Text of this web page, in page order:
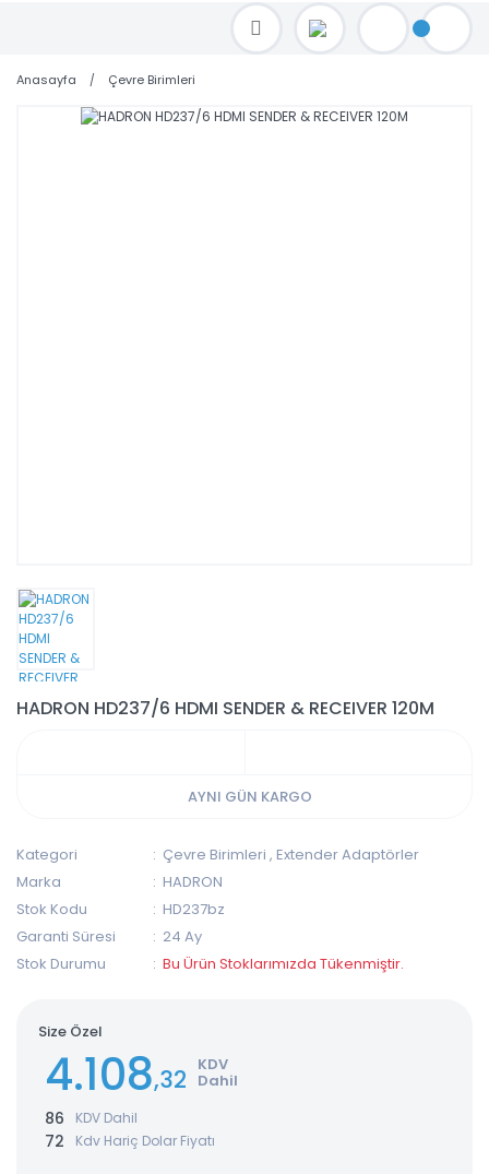
TOPTAN FİYAT ALMAK İÇİN satis@toptanbilgisayar.net MAİL ATINIZ.
SİPARİŞLERİNİZİ AYNI GÜN KARGO İLE GÖNDERİYORUZ!
Anasayfa Çevre Birimleri
HADRON HD237/6 HDMI SENDER & RECEIVER 120M
AYNI GÜN KARGO
Kategori Çevre Birimleri , Extender Adaptörler
Marka
HADRON
Stok Kodu
HD237bz
Garanti Süresi
24 Ay
Stok Durumu
Bu Ürün Stoklarımızda Tükenmiştir.
Size Özel
4.108,32 KDV
Dahil
86 KDV Dahil
72 Kdv Hariç Dolar Fiyatı